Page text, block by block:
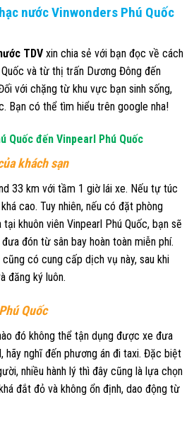
nước Vinwonders Phú Quốc
TDV xin chia sẻ với bạn đọc về cách
và từ thị trấn Dương Đông đến
với chặng từ khu vực bạn sinh sống,
Bạn có thể tìm hiểu trên google nha!
Quốc đến Vinpearl Phú Quốc
khách sạn
33 km với tầm 1 giờ lái xe. Nếu tự túc
cao. Tuy nhiên, nếu có đặt phòng
tại khuôn viên Vinpearl Phú Quốc, bạn sẽ
đón từ sân bay hoàn toàn miễn phí.
có cung cấp dịch vụ này, sau khi
đăng ký luôn.
Quốc
đó không thể tận dụng được xe đưa
hãy nghĩ đến phương án đi taxi. Đặc biệt
nhiều hành lý thì đây cũng là lựa chọn
đắt đỏ và không ổn định, dao động từ